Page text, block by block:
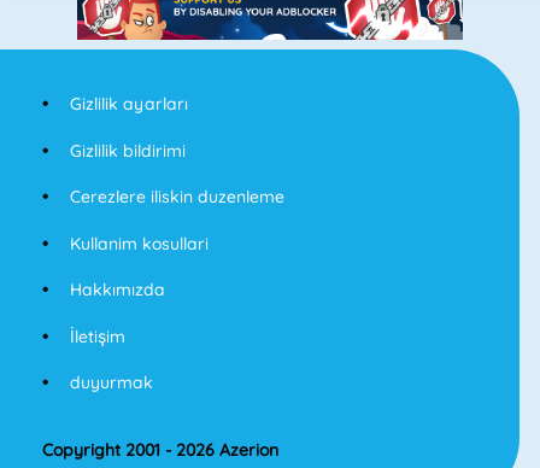
Gizlilik ayarları
Gizlilik bildirimi
Cerezlere iliskin duzenleme
Kullanim kosullari
Hakkımızda
İletişim
duyurmak
Copyright 2001 - 2026 Azerion